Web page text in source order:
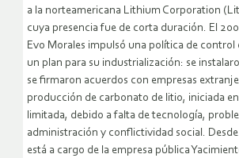
a la norteamericana Lithium Corporation
cuya presencia fue de corta duración. El
Evo Morales impulsó una política de control
un plan para su industrialización: se
se firmaron acuerdos con empresas
producción de carbonato de litio, iniciada
limitada, debido a falta de tecnología,
administración y conflictividad social.
está a cargo de la empresa pública